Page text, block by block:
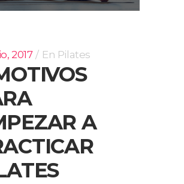
2017 En Pilates
A